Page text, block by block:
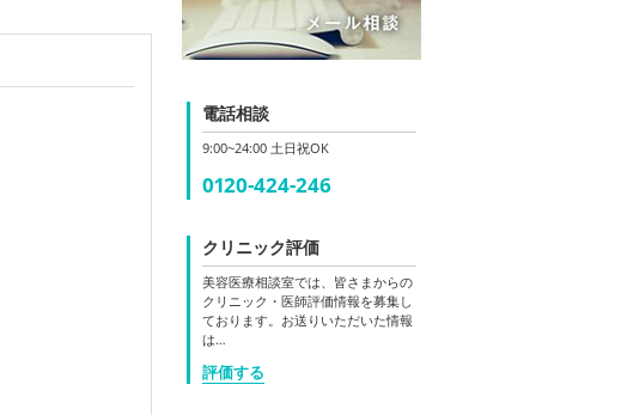
電話相談
9:00~24:00 土日祝OK
0120-424-246
クリニック評価
美容医療相談室では、皆さまからの
クリニック・医師評価情報を募集し
ております。お送りいただいた情報
は…
評価する